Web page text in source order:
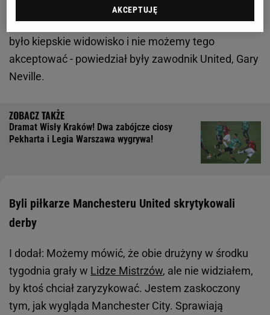
brytyjskiej telewizji. - Nie widziałem, by zawodnicy
na boisku, czy trenerzy poza nim, chcieli wygrać. To
było kiepskie widowisko i nie możemy tego
akceptować - powiedział były zawodnik United, Gary
Neville.
Dramat Wisły Kraków! Dwa zabójcze ciosy
Pekharta i Legia Warszawa wygrywa!
Byli piłkarze Manchesteru United skrytykowali
derby
I dodał: Możemy mówić, że obie drużyny w środku
tygodnia grały w Lidze Mistrzów, ale nie widziałem,
by ktoś chciał zaryzykować. Jestem zaskoczony
tym, jak wygląda Manchester City. Sprawiają
AKCEPTUJĘ